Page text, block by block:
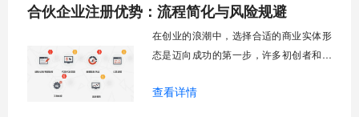
者而言，却可能带来意想不到的优势，同
合伙企业注册优势：流程简化与风险规避
在创业的浪潮中，选择合适的商业实体形
态是迈向成功的第一步，许多初创者和企
责任公司，却忽略了合伙企业这一具有独
查看详情